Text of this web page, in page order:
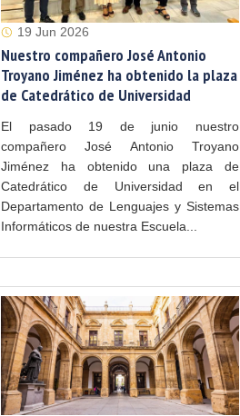
19 Jun 2026
Nuestro compañero José Antonio
Troyano Jiménez ha obtenido la plaza
de Catedrático de Universidad
El pasado 19 de junio nuestro
compañero José Antonio Troyano
Jiménez ha obtenido una plaza de
Catedrático de Universidad en el
Departamento de Lenguajes y Sistemas
Informáticos de nuestra Escuela...